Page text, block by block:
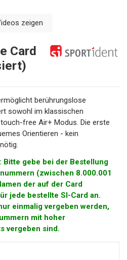
zeigen
Card
berührungslose
sowohl im klassischen
free Air+ Modus. Die erste
Orientieren - kein
Bitte gebe bei der Bestellung
(zwischen 8.000.001
der auf der Card
jede bestellte SI-Card an.
einmalig vergeben werden,
mit hoher
vergeben sind.